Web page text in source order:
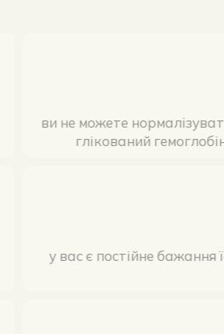
ви не можете
глікований
у вас є постійне